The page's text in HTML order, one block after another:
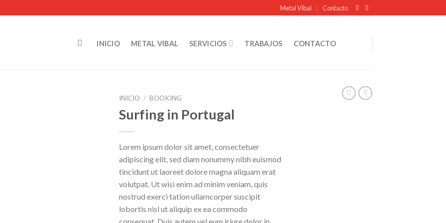
Metal Vibal Contacto
INICIO METAL VIBAL SERVICIOS TRABAJOS CONTACTO
INICIO / BOOKING
Surfing in Portugal
Lorem ipsum dolor sit amet, consectetuer
adipiscing elit, sed diam nonummy nibh euismod
tincidunt ut laoreet dolore magna aliquam erat
volutpat. Ut wisi enim ad minim veniam, quis
nostrud exerci tation ullamcorper suscipit
lobortis nisl ut aliquip ex ea commodo